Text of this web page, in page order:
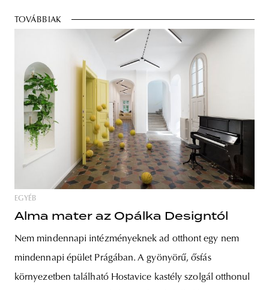
TOVÁBBIAK
EGYÉB
Alma mater az Opálka Designtól
Nem mindennapi intézményeknek ad otthont egy nem
mindennapi épület Prágában. A gyönyörű, ősfás
környezetben található Hostavice kastély szolgál otthonul